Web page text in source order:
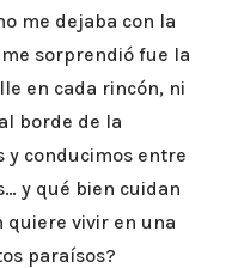
me dejaba con la
sorprendió fue la
en cada rincón, ni
borde de la
y conducimos entre
y qué bien cuidan
quiere vivir en una
paraísos?